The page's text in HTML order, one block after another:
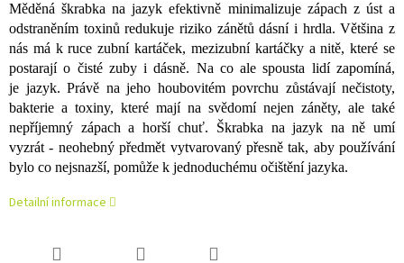
Měděná škrabka na jazyk efektivně minimalizuje zápach z úst a
odstraněním toxinů redukuje riziko zánětů dásní i hrdla. Většina z
nás má k ruce zubní kartáček, mezizubní kartáčky a nitě, které se
postarají o čisté zuby i dásně. Na co ale spousta lidí zapomíná,
je jazyk. Právě na jeho houbovitém povrchu zůstávají nečistoty,
bakterie a toxiny, které mají na svědomí nejen záněty, ale také
nepříjemný zápach a horší chuť. Škrabka na jazyk na ně umí
vyzrát - neohebný předmět vytvarovaný přesně tak, aby používání
bylo co nejsnazší, pomůže k jednoduchému očištění jazyka.
Detailní informace